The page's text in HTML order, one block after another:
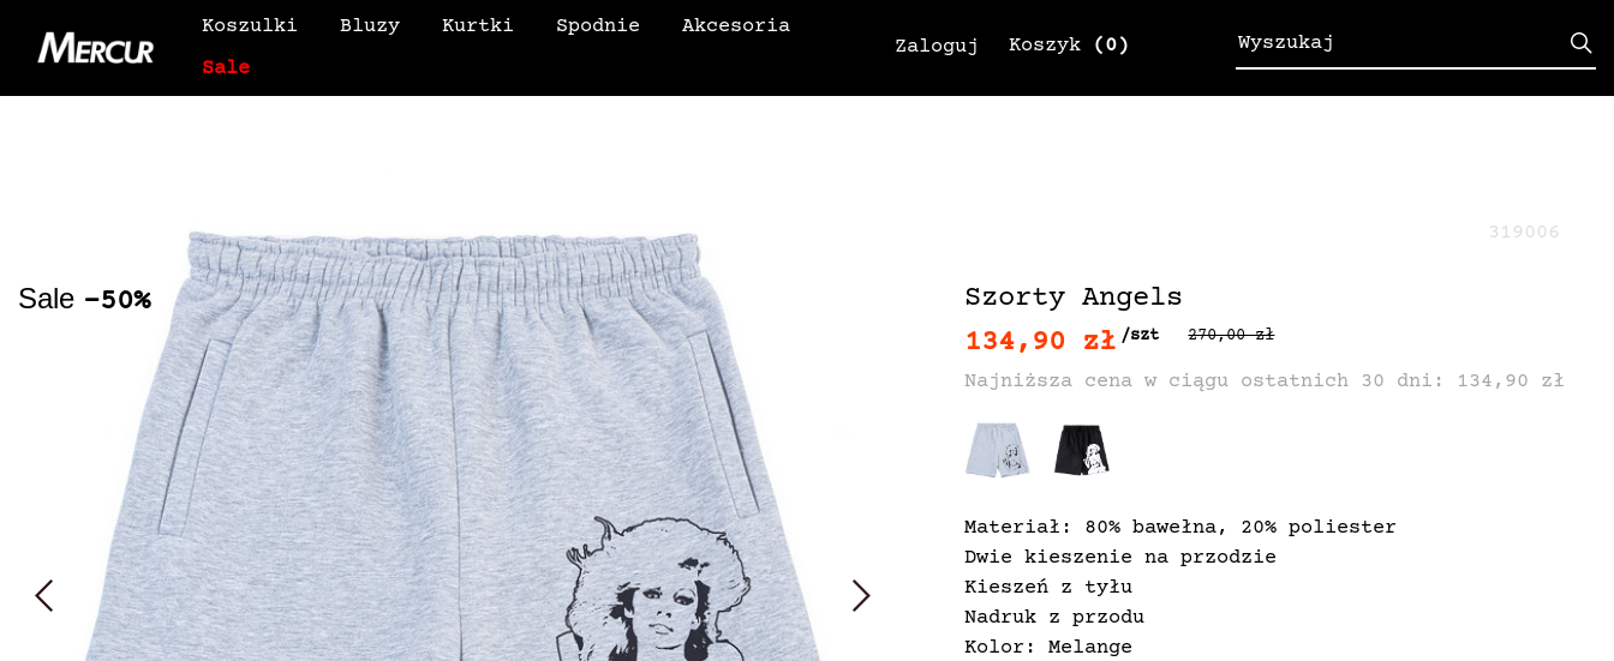
Koszyk (0)
Zaloguj
Koszulki Bluzy Kurtki Spodnie
Akcesoria
Sale
Sale -50% Szorty Angels
319006
134,90 zł /szt 270,00 zł
Najniższa cena w ciągu ostatnich 30 dni: 134,90 zł
Materiał: 80% bawełna, 20% poliester
Dwie kieszenie na przodzie
Kieszeń z tyłu
Nadruk z przodu
Kolor: Melange